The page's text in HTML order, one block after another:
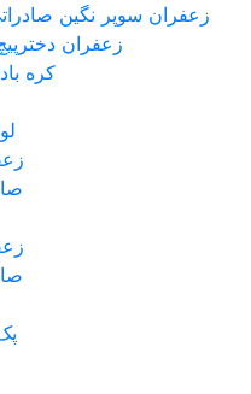
زعفران سوپر نگین
زعفران
کره